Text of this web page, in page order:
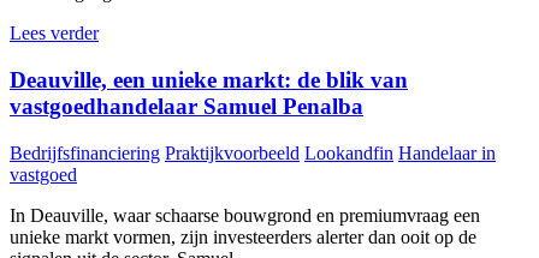
Lees verder
Deauville, een unieke markt: de blik van
vastgoedhandelaar Samuel Penalba
Bedrijfsfinanciering Praktijkvoorbeeld Lookandfin Handelaar in
vastgoed
In Deauville, waar schaarse bouwgrond en premiumvraag een
unieke markt vormen, zijn investeerders alerter dan ooit op de